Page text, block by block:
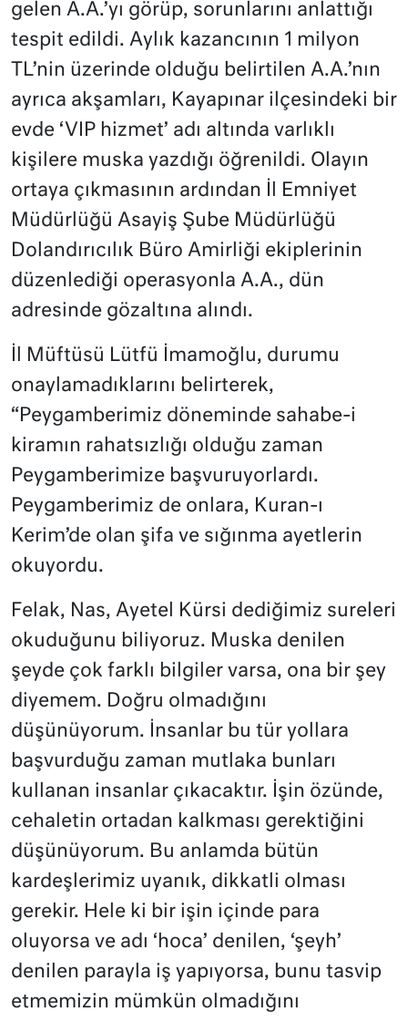
gelen A.A.’yı görüp, sorunlarını anlattığı
tespit edildi. Aylık kazancının 1 milyon
TL’nin üzerinde olduğu belirtilen A.A.’nın
ayrıca akşamları, Kayapınar ilçesindeki bir
evde ‘VIP hizmet’ adı altında varlıklı
kişilere muska yazdığı öğrenildi. Olayın
ortaya çıkmasının ardından İl Emniyet
Müdürlüğü Asayiş Şube Müdürlüğü
Dolandırıcılık Büro Amirliği ekiplerinin
düzenlediği operasyonla A.A., dün
adresinde gözaltına alındı.
İl Müftüsü Lütfü İmamoğlu, durumu
onaylamadıklarını belirterek,
“Peygamberimiz döneminde sahabe-i
kiramın rahatsızlığı olduğu zaman
Peygamberimize başvuruyorlardı.
Peygamberimiz de onlara, Kuran-ı
Kerim’de olan şifa ve sığınma ayetlerin
okuyordu.
Felak, Nas, Ayetel Kürsi dediğimiz sureleri
okuduğunu biliyoruz. Muska denilen
şeyde çok farklı bilgiler varsa, ona bir şey
diyemem. Doğru olmadığını
düşünüyorum. İnsanlar bu tür yollara
başvurduğu zaman mutlaka bunları
kullanan insanlar çıkacaktır. İşin özünde,
cehaletin ortadan kalkması gerektiğini
düşünüyorum. Bu anlamda bütün
kardeşlerimiz uyanık, dikkatli olması
gerekir. Hele ki bir işin içinde para
oluyorsa ve adı ‘hoca’ denilen, ‘şeyh’
denilen parayla iş yapıyorsa, bunu tasvip
etmemizin mümkün olmadığını